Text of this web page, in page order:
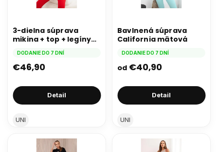
3-dielna súprava
mikina + top + legíny
DODANIE DO 7 DNÍ
€46,90
Detail
UNI
Bavlnená súprava
California mätová
DODANIE DO 7 DNÍ
od €40,90
Detail
UNI